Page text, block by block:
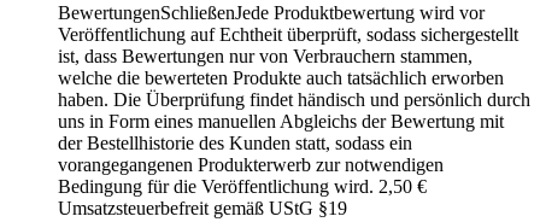
BewertungenSchließenJede Produktbewertung wird vor
Veröffentlichung auf Echtheit überprüft, sodass sichergestellt
ist, dass Bewertungen nur von Verbrauchern stammen,
welche die bewerteten Produkte auch tatsächlich erworben
haben. Die Überprüfung findet händisch und persönlich durch
uns in Form eines manuellen Abgleichs der Bewertung mit
der Bestellhistorie des Kunden statt, sodass ein
vorangegangenen Produkterwerb zur notwendigen
Bedingung für die Veröffentlichung wird. 2,50 €
Umsatzsteuerbefreit gemäß UStG §19